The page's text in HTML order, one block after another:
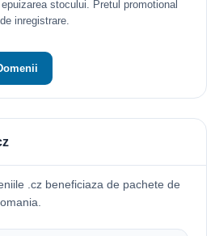
stocului. Pretul promotional
inregistrare.
.cz beneficiaza de pachete de